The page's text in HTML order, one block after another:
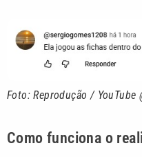
Foto: Reprodução / YouTube
Como funciona o